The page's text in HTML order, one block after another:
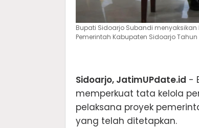
Bupati Sidoarjo Subandi
Pemerintah Kabupaten Sidoarjo
Sidoarjo, JatimUPdate.id -
memperkuat tata kelola
pelaksana proyek
yang telah ditetapkan.